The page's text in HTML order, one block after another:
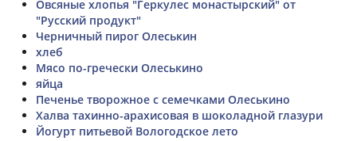
Овсяные хлопья "Геркулес монастырский" от
"Русский продукт"
Черничный пирог Олеськин
хлеб
Мясо по-гречески Олеськино
яйца
Печенье творожное с семечками Олеськино
Халва тахинно-арахисовая в шоколадной глазури
Йогурт питьевой Вологодское лето